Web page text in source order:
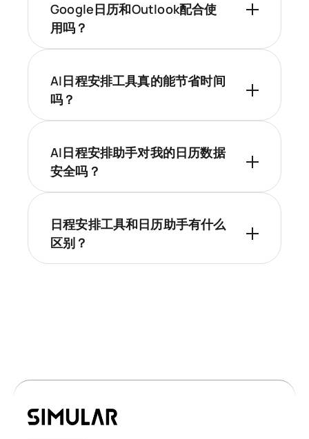
Google日历和Outlook配合使
用吗？
AI日程安排工具真的能节省时间
吗？
AI日程安排助手对我的日历数据
安全吗？
日程安排工具和日历助手有什么
区别？